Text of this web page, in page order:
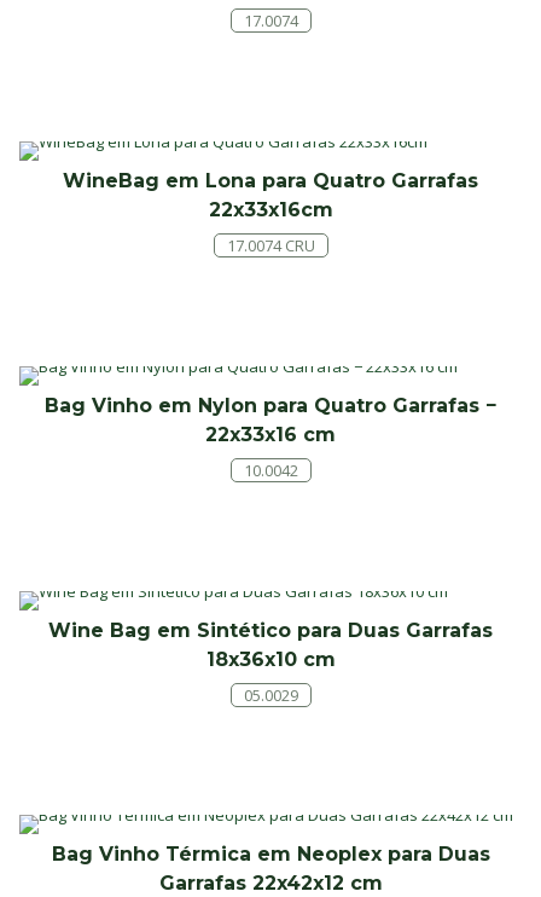
17.0074
WineBag em Lona para Quatro Garrafas
22x33x16cm
17.0074 CRU
Bag Vinho em Nylon para Quatro Garrafas −
22x33x16 cm
10.0042
Wine Bag em Sintético para Duas Garrafas
18x36x10 cm
05.0029
Bag Vinho Térmica em Neoplex para Duas
Garrafas 22x42x12 cm